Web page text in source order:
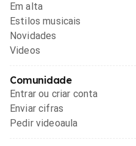
Em alta
Estilos musicais
Novidades
Videos
Comunidade
Entrar ou criar conta
Enviar cifras
Pedir videoaula